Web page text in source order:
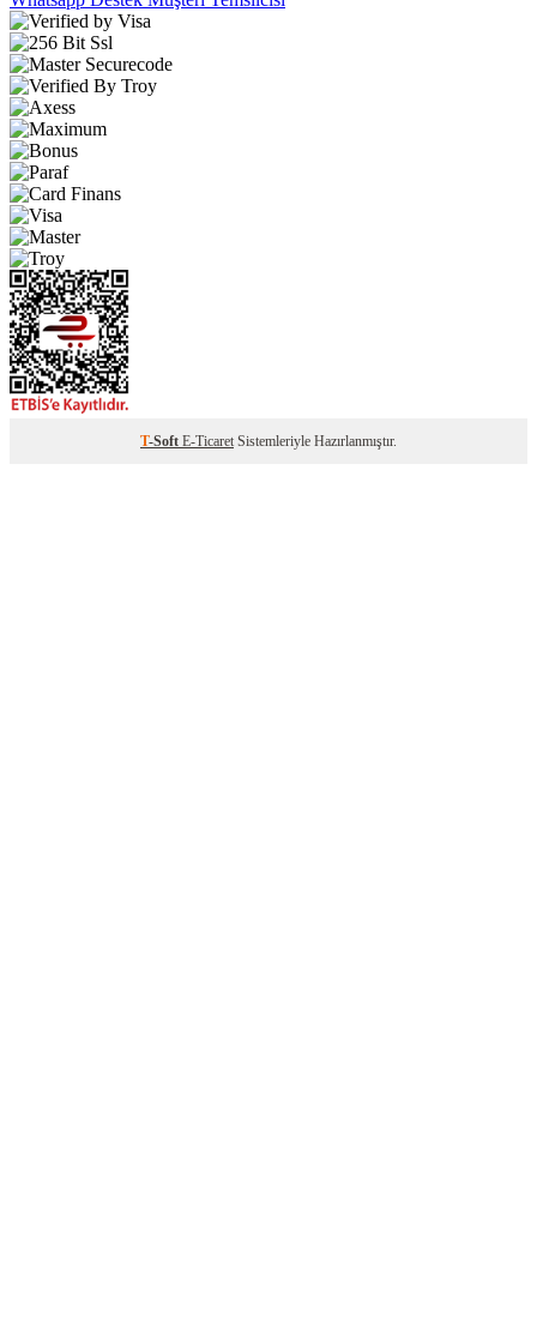
T-Soft E-Ticaret Sistemleriyle Hazırlanmıştır.